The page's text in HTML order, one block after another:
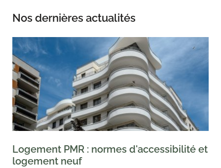
Nos dernières actualités
Logement PMR : normes d'accessibilité et
logement neuf